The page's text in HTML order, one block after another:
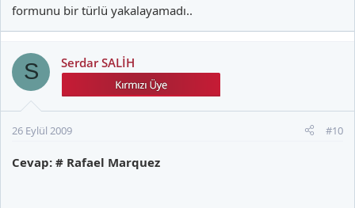
formunu bir türlü yakalayamadı..
S Serdar SALİH
26 Eylül 2009 #10
Cevap: # Rafael Marquez